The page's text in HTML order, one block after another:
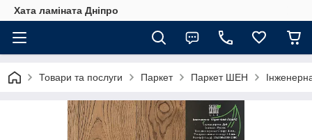
Хата ламіната Дніпро
Товари та послуги Паркет Паркет ШЕН